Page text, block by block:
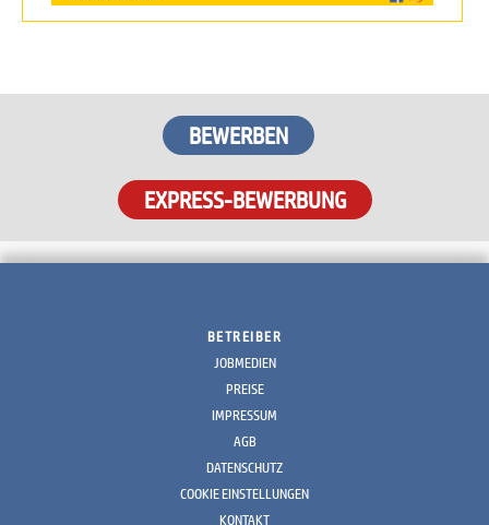
EXPRESS-BEWERBUNG
BETREIBER
JOBMEDIEN
PREISE
IMPRESSUM
AGB
DATENSCHUTZ
COOKIE EINSTELLUNGEN
KONTAKT